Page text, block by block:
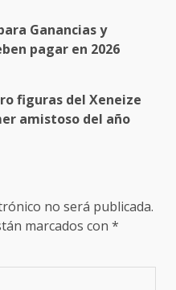
Ganancias y
pagar en 2026
figuras del Xeneize
amistoso del año
no será publicada.
marcados con *